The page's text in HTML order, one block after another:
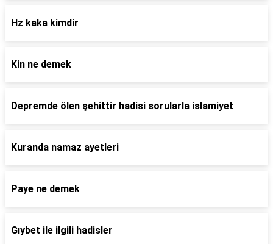
Hz kaka kimdir
Kin ne demek
Depremde ölen şehittir hadisi sorularla islamiyet
Kuranda namaz ayetleri
Paye ne demek
Gıybet ile ilgili hadisler